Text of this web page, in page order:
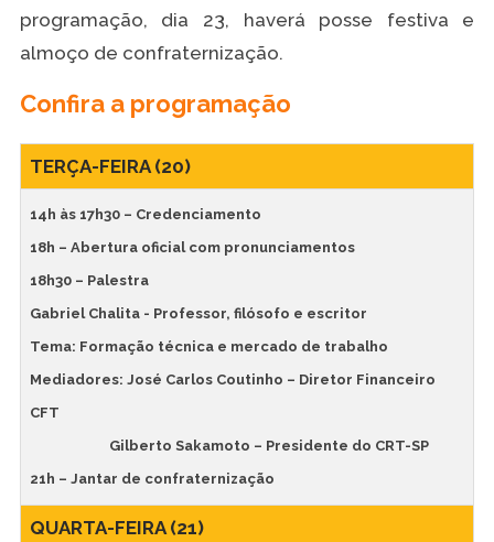
programação, dia 23, haverá posse festiva e
almoço de confraternização.
Confira a programação
TERÇA-FEIRA (20)
14h às 17h30 – Credenciamento
18h – Abertura oficial com pronunciamentos
18h30 – Palestra
Gabriel Chalita - Professor, filósofo e escritor
Tema: Formação técnica e mercado de trabalho
Mediadores: José Carlos Coutinho – Diretor Financeiro
CFT
Gilberto Sakamoto – Presidente do CRT-SP
21h – Jantar de confraternização
QUARTA-FEIRA (21)